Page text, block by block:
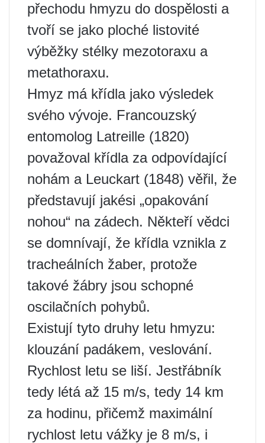
přechodu hmyzu do dospělosti a
tvoří se jako ploché listovité
výběžky stélky mezotoraxu a
metathoraxu.
Hmyz má křídla jako výsledek
svého vývoje. Francouzský
entomolog Latreille (1820)
považoval křídla za odpovídající
nohám a Leuckart (1848) věřil, že
představují jakési „opakování
nohou“ na zádech. Někteří vědci
se domnívají, že křídla vznikla z
tracheálních žaber, protože
takové žábry jsou schopné
oscilačních pohybů.
Existují tyto druhy letu hmyzu:
klouzání padákem, veslování.
Rychlost letu se liší. Jestřábník
tedy létá až 15 m/s, tedy 14 km
za hodinu, přičemž maximální
rychlost letu vážky je 8 m/s, i